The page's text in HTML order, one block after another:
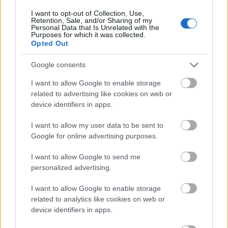
I want to opt-out of Collection, Use,
Retention, Sale, and/or Sharing of my
Personal Data that Is Unrelated with the
Purposes for which it was collected.
Opted Out
Google consents
I want to allow Google to enable storage
related to advertising like cookies on web or
device identifiers in apps.
I want to allow my user data to be sent to
Google for online advertising purposes.
I want to allow Google to send me
personalized advertising.
I want to allow Google to enable storage
related to analytics like cookies on web or
device identifiers in apps.
fontos az, hogy olyan dolgok jöjjenek fel a újra és
újra a lelkemből, amik rólam, a barátaimról
,
ismerőseimről és emberi érzésekről szólnak.
Ehhez kell erő, hogy kiadd magad. Mikor a zenei
élet legismertebb női előadóinak írtál dalokat, mit
tanultál tőlük a női erőről, és arról, hogyan lehet
talpon maradni egy olyan zeneiparban, ami a mai
napig erősen férfiak által dominált?
A zeneipar csak a jéghegy csúcsa, az egész
világunk, amiben élünk férfiak által dominált.
Szerintem a túléléshez tartás, méltóság és rengeteg
türelem kell, hogy átnavigáld magad a hatalmon
lévők arroganciáján, akik sokszor csak azért vannak
ott, mert férfiak. Nem tehetsz mást, mint hogy nem
állsz le, folyamatosan nagyszerű teljesítményt
nyújtasz, és hű maradsz önmagadhoz meg a
művészetedhez. Az emberek véleménye meg